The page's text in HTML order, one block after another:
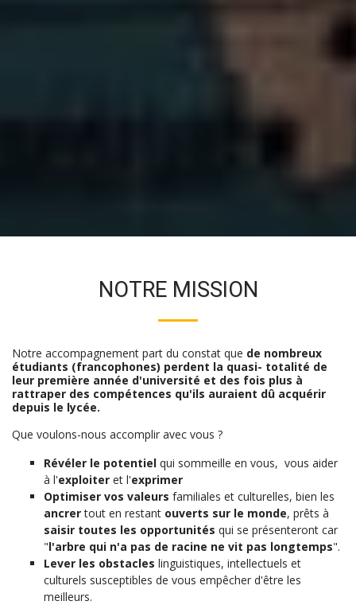
NOTRE MISSION
Notre accompagnement part du constat que de nombreux
étudiants (francophones) perdent la quasi- totalité de
leur première année d'université et des fois plus à
rattraper des compétences qu'ils auraient dû acquérir
depuis le lycée.
Que voulons-nous accomplir avec vous ?
Révéler le potentiel qui sommeille en vous, vous aider
à l'exploiter et l'exprimer
Optimiser vos valeurs familiales et culturelles, bien les
ancrertout en restant ouverts sur le monde, prêts à
saisir toutes les opportunités qui se présenteront car
"l'arbre qui n'a pas de racine ne vit pas longtemps".
Lever les obstacles linguistiques, intellectuels et
culturels susceptibles de vous empêcher d'être les
meilleurs.